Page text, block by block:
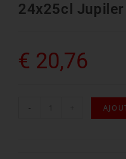
24x25cl Jupiler
€ 20,76
- +